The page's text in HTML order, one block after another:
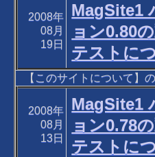
2008年
08月
19日
MagSite1
ョン0.80
テストに
【このサイトについて】
2008年
08月
13日
MagSite1
ョン0.78
テストに